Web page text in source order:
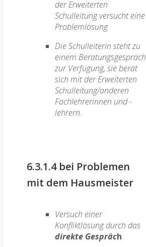
der Erweiterten
Schulleitung versucht eine
Problemlösung
Die Schulleiterin steht zu
einem Beratungsgespräch
zur Verfügung, sie berät
sich mit der Erweiterten
Schulleitung/anderen
Fachlehrerinnen und -
lehrern.
6.3.1.4 bei Problemen
mit dem Hausmeister
Versuch einer
Konfliktlösung durch das
direkte Gespräch